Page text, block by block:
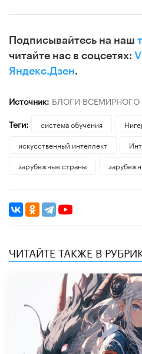
Подписывайтесь на наш
читайте нас в соцсетях:
Яндекс.Дзен.
Источник: БЛОГИ ВСЕМИРНОГО
Теги:
система обучения
искусственный интеллект
зарубежные страны
ЧИТАЙТЕ ТАКЖЕ В